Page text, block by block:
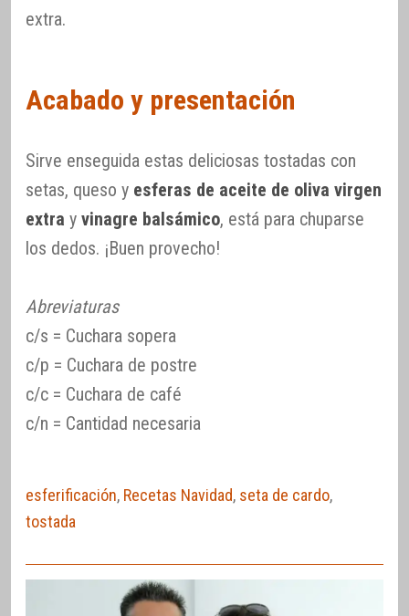
extra.
Acabado y presentación
Sirve enseguida estas deliciosas tostadas con
setas, queso y esferas de aceite de oliva virgen
extra y vinagre balsámico, está para chuparse
los dedos. ¡Buen provecho!
Abreviaturas
c/s = Cuchara sopera
c/p = Cuchara de postre
c/c = Cuchara de café
c/n = Cantidad necesaria
esferificación, Recetas Navidad, seta de cardo,
tostada